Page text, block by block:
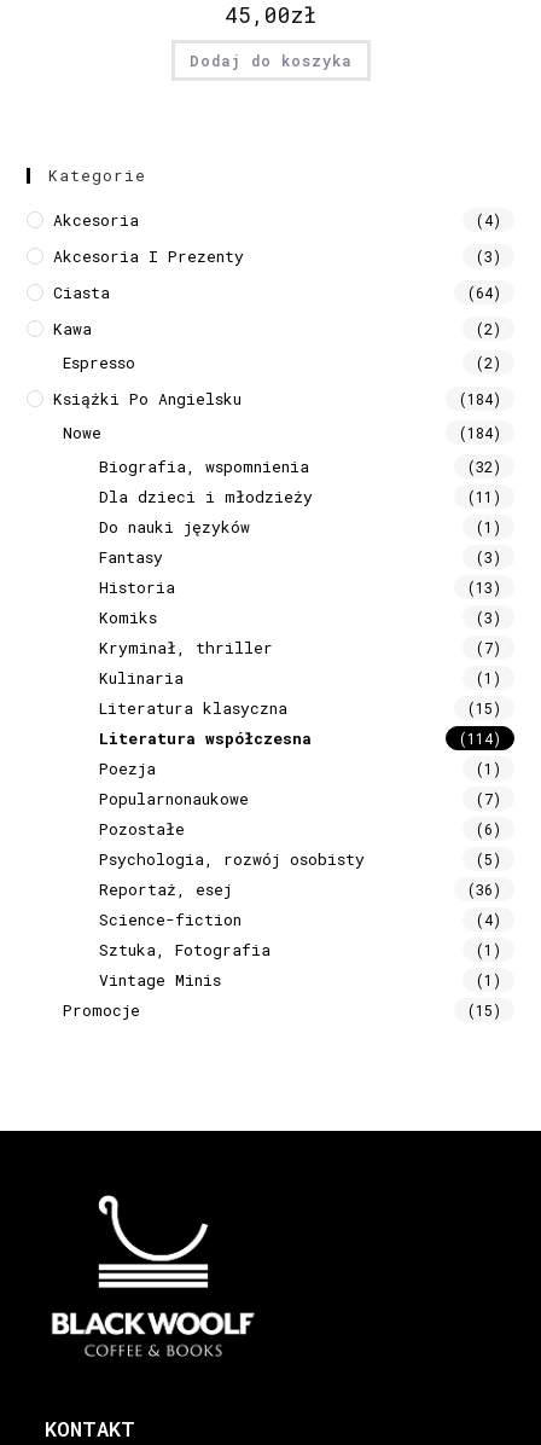
45,00zł
Dodaj do koszyka
Kategorie
Akcesoria (4)
Akcesoria I Prezenty (3)
Ciasta (64)
Kawa (2)
Espresso (2)
Książki Po Angielsku (184)
Nowe (184)
Biografia, wspomnienia (32)
Dla dzieci i młodzieży (11)
Do nauki języków (1)
Fantasy (3)
Historia (13)
Komiks (3)
Kryminał, thriller (7)
Kulinaria (1)
Literatura klasyczna (15)
Literatura współczesna (114)
Poezja (1)
Popularnonaukowe (7)
Pozostałe (6)
Psychologia, rozwój osobisty (5)
Reportaż, esej (36)
Science-fiction (4)
Sztuka, Fotografia (1)
Vintage Minis (1)
Promocje (15)
KONTAKT